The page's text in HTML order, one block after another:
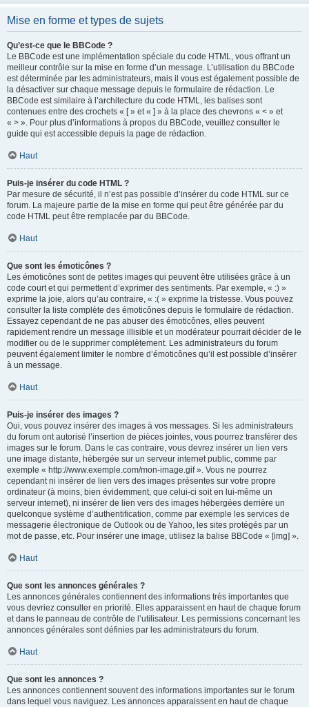
Mise en forme et types de sujets
Qu’est-ce que le BBCode ?
Le BBCode est une implémentation spéciale du code HTML, vous offrant un
meilleur contrôle sur la mise en forme d’un message. L’utilisation du BBCode
est déterminée par les administrateurs, mais il vous est également possible de
la désactiver sur chaque message depuis le formulaire de rédaction. Le
BBCode est similaire à l’architecture du code HTML, les balises sont
contenues entre des crochets « [ » et « ] » à la place des chevrons « < » et
« > ». Pour plus d’informations à propos du BBCode, veuillez consulter le
guide qui est accessible depuis la page de rédaction.
Haut
Puis-je insérer du code HTML ?
Par mesure de sécurité, il n’est pas possible d’insérer du code HTML sur ce
forum. La majeure partie de la mise en forme qui peut être générée par du
code HTML peut être remplacée par du BBCode.
Haut
Que sont les émoticônes ?
Les émoticônes sont de petites images qui peuvent être utilisées grâce à un
code court et qui permettent d’exprimer des sentiments. Par exemple, « :) »
exprime la joie, alors qu’au contraire, « :( » exprime la tristesse. Vous pouvez
consulter la liste complète des émoticônes depuis le formulaire de rédaction.
Essayez cependant de ne pas abuser des émoticônes, elles peuvent
rapidement rendre un message illisible et un modérateur pourrait décider de le
modifier ou de le supprimer complètement. Les administrateurs du forum
peuvent également limiter le nombre d’émoticônes qu’il est possible d’insérer
à un message.
Haut
Puis-je insérer des images ?
Oui, vous pouvez insérer des images à vos messages. Si les administrateurs
du forum ont autorisé l’insertion de pièces jointes, vous pourrez transférer des
images sur le forum. Dans le cas contraire, vous devrez insérer un lien vers
une image distante, hébergée sur un serveur internet public, comme par
exemple « http://www.exemple.com/mon-image.gif ». Vous ne pourrez
cependant ni insérer de lien vers des images présentes sur votre propre
ordinateur (à moins, bien évidemment, que celui-ci soit en lui-même un
serveur internet), ni insérer de lien vers des images hébergées derrière un
quelconque système d’authentification, comme par exemple les services de
messagerie électronique de Outlook ou de Yahoo, les sites protégés par un
mot de passe, etc. Pour insérer une image, utilisez la balise BBCode « [img] ».
Haut
Que sont les annonces générales ?
Les annonces générales contiennent des informations très importantes que
vous devriez consulter en priorité. Elles apparaissent en haut de chaque forum
et dans le panneau de contrôle de l’utilisateur. Les permissions concernant les
annonces générales sont définies par les administrateurs du forum.
Haut
Que sont les annonces ?
Les annonces contiennent souvent des informations importantes sur le forum
dans lequel vous naviguez. Les annonces apparaissent en haut de chaque